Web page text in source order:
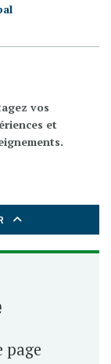
vos
et
page